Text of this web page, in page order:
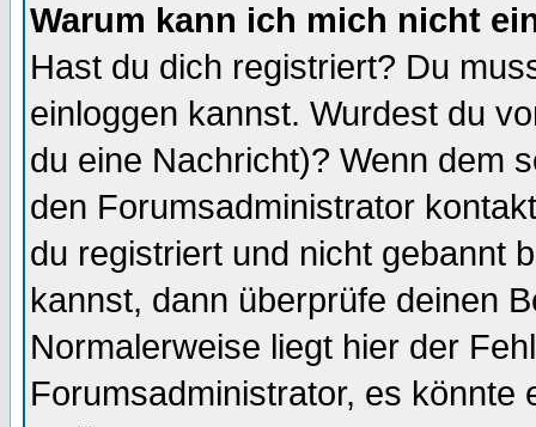
Warum kann ich mich nicht
Hast du dich registriert? Du
einloggen kannst. Wurdest du
du eine Nachricht)? Wenn dem
den Forumsadministrator
du registriert und nicht gebannt
kannst, dann überprüfe deinen
Normalerweise liegt hier der
Forumsadministrator, es könnte